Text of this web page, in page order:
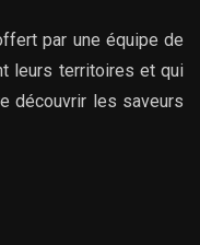
par une équipe de
leurs territoires et qui
découvrir les saveurs